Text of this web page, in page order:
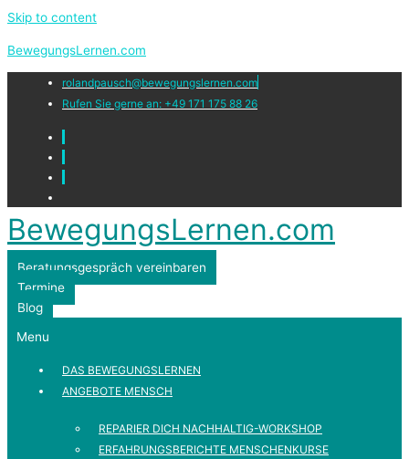
Skip to content
BewegungsLernen.com
rolandpausch@bewegungslernen.com
Rufen Sie gerne an: +49 171 175 88 26
BewegungsLernen.com
Beratungsgespräch vereinbaren
Termine
Blog
Menu
DAS BEWEGUNGSLERNEN
ANGEBOTE MENSCH
REPARIER DICH NACHHALTIG-WORKSHOP
ERFAHRUNGSBERICHTE MENSCHENKURSE